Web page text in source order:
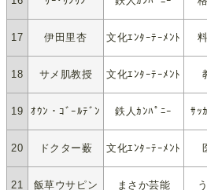
17 伊田里杏 文化ｴﾝﾀｰﾃｰﾒﾝﾄ
18 サメ肌教授 文化ｴﾝﾀｰﾃｰﾒﾝﾄ
19 ｵｳﾝ・ｺﾞｰﾙﾃﾞﾝ 鉄人ｶﾝﾊﾟﾆｰ ｻｯ
20 ドクター薮 文化ｴﾝﾀｰﾃｰﾒﾝﾄ
21 飯草ウサピン まさか芸能